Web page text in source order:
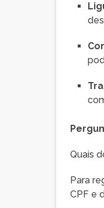
Quais
Para
CPF e